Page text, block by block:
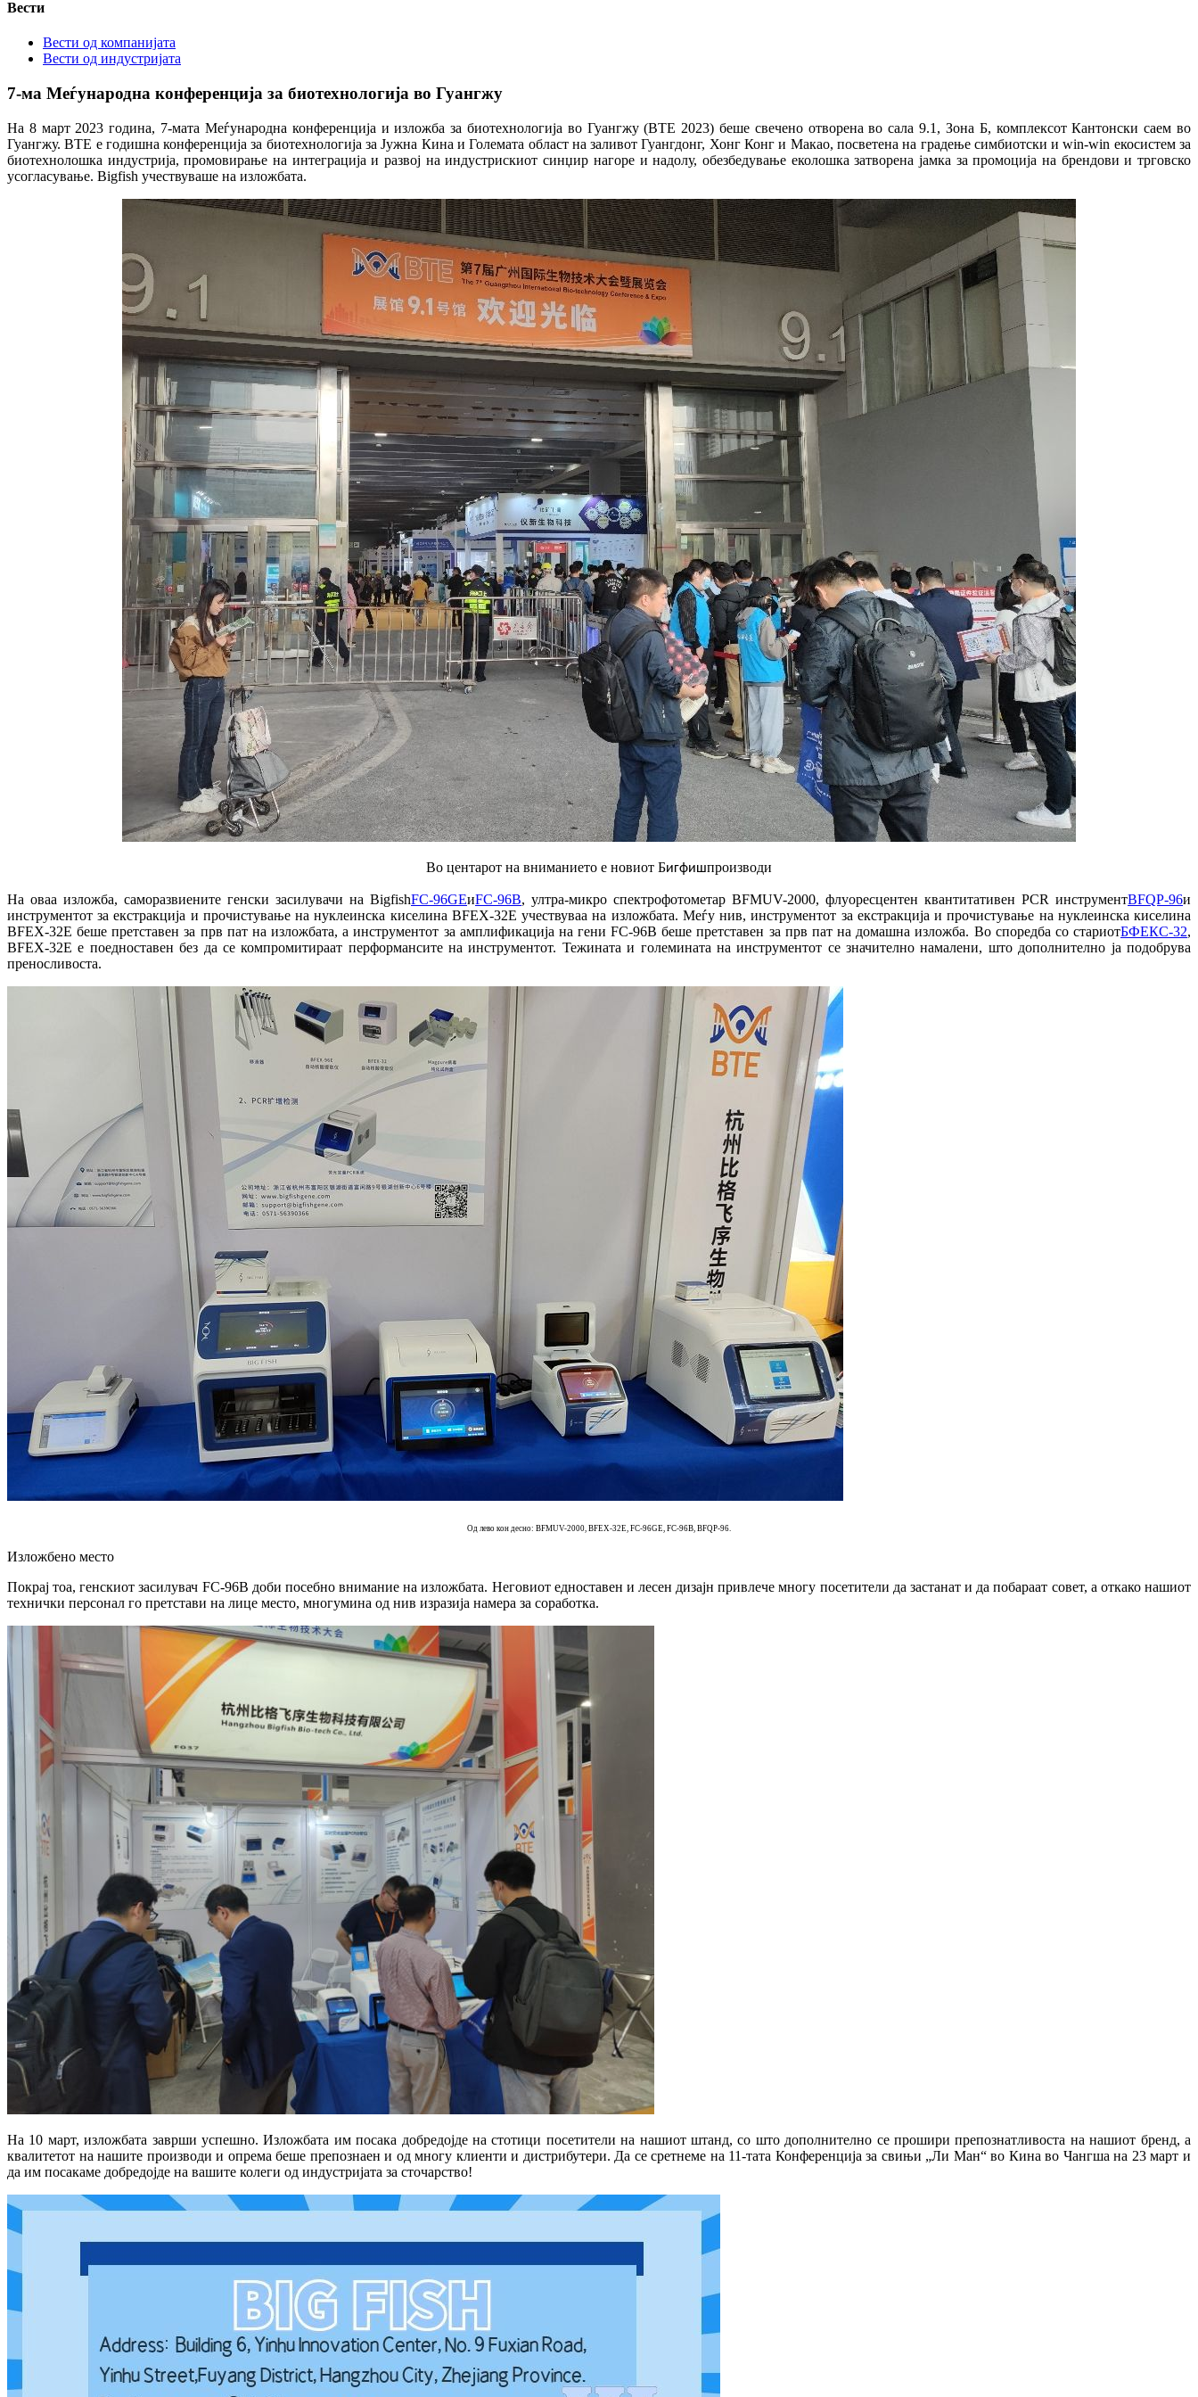
Вести
Вести од компанијата
Вести од индустријата
7-ма Меѓународна конференција за биотехнологија во Гуангжу
На 8 март 2023 година, 7-мата Меѓународна конференција и изложба за биотехнологија во Гуангжу (BTE 2023) беше свечено отворена во сала 9.1, Зона Б, комплексот Кантонски саем во
Гуангжу. BTE е годишна конференција за биотехнологија за Јужна Кина и Големата област на заливот Гуангдонг, Хонг Конг и Макао, посветена на градење симбиотски и win-win екосистем за
биотехнолошка индустрија, промовирање на интеграција и развој на индустрискиот синџир нагоре и надолу, обезбедување еколошка затворена јамка за промоција на брендови и трговско
усогласување. Bigfish учествуваше на изложбата.
Во центарот на вниманието е новиот Бигфишпроизводи
На оваа изложба, саморазвиените генски засилувачи на BigfishFC-96GEиFC-96B, ултра-микро спектрофотометар BFMUV-2000, флуоресцентен квантитативен PCR инструментBFQP-96и
инструментот за екстракција и прочистување на нуклеинска киселина BFEX-32E учествуваа на изложбата. Меѓу нив, инструментот за екстракција и прочистување на нуклеинска киселина
BFEX-32E беше претставен за прв пат на изложбата, а инструментот за амплификација на гени FC-96B беше претставен за прв пат на домашна изложба. Во споредба со стариотБФЕКС-32,
BFEX-32E е поедноставен без да се компромитираат перформансите на инструментот. Тежината и големината на инструментот се значително намалени, што дополнително ја подобрува
преносливоста.
Од лево кон десно: BFMUV-2000, BFEX-32E, FC-96GE, FC-96B, BFQP-96.
Изложбено место
Покрај тоа, генскиот засилувач FC-96B доби посебно внимание на изложбата. Неговиот едноставен и лесен дизајн привлече многу посетители да застанат и да побараат совет, а откако нашиот
технички персонал го претстави на лице место, многумина од нив изразија намера за соработка.
На 10 март, изложбата заврши успешно. Изложбата им посака добредојде на стотици посетители на нашиот штанд, со што дополнително се прошири препознатливоста на нашиот бренд, а
квалитетот на нашите производи и опрема беше препознаен и од многу клиенти и дистрибутери. Да се ​​сретнеме на 11-тата Конференција за свињи „Ли Ман“ во Кина во Чангша на 23 март и
да им посакаме добредојде на вашите колеги од индустријата за сточарство!